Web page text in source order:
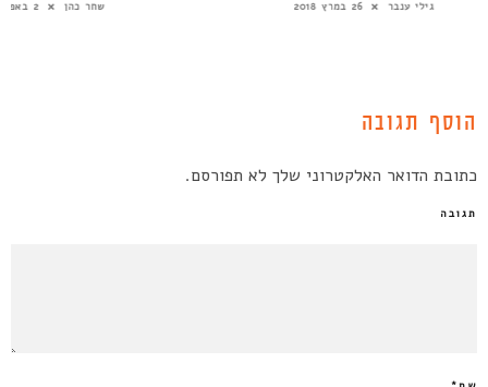
גילי ענבר
הוסף תגובה
כתובת הדואר האלקטרוני שלך לא תפורסם.
תגובה